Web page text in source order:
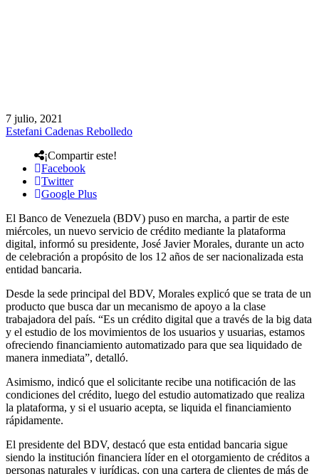
7 julio, 2021
Estefani Cadenas Rebolledo
¡Compartir este!
Facebook
Twitter
Google Plus
El Banco de Venezuela (BDV) puso en marcha, a partir de este
miércoles, un nuevo servicio de crédito mediante la plataforma
digital, informó su presidente, José Javier Morales, durante un acto
de celebración a propósito de los 12 años de ser nacionalizada esta
entidad bancaria.
Desde la sede principal del BDV, Morales explicó que se trata de un
producto que busca dar un mecanismo de apoyo a la clase
trabajadora del país. “Es un crédito digital que a través de la big data
y el estudio de los movimientos de los usuarios y usuarias, estamos
ofreciendo financiamiento automatizado para que sea liquidado de
manera inmediata”, detalló.
Asimismo, indicó que el solicitante recibe una notificación de las
condiciones del crédito, luego del estudio automatizado que realiza
la plataforma, y si el usuario acepta, se liquida el financiamiento
rápidamente.
El presidente del BDV, destacó que esta entidad bancaria sigue
siendo la institución financiera líder en el otorgamiento de créditos a
personas naturales y jurídicas, con una cartera de clientes de más de